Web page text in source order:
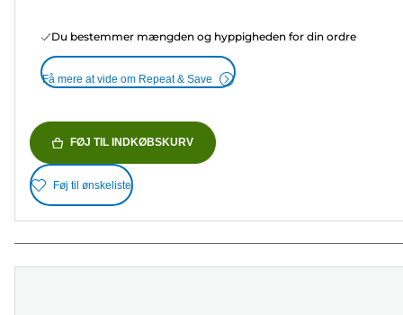
Du bestemmer mængden og hyppigheden for din ordre
Få mere at vide om Repeat & Save
FØJ TIL INDKØBSKURV
Føj til ønskeliste